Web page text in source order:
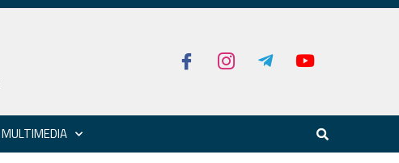
MULTIMEDIA